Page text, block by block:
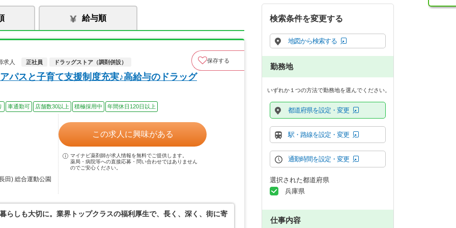
給与順
求人 正社員 ドラッグストア（調剤併設） 保存する
パスと子育て支援制度充実♪高給与のドラッグ
車通勤可 店舗数30以上 積極採用中 年間休日120日以上
田) 総合運動公園
この求人に興味がある
マイナビ薬剤師が求人情報を無料でご提供します。
薬局・病院等への直接応募・問い合わせではありません
のでご安心ください。
らしも大切に。業界トップクラスの福利厚生で、長く、深く、街に寄
検索条件を変更する
地図から検索する
勤務地
いずれか１つの方法で勤務地を選んでください。
都道府県を設定・変更
駅・路線を設定・変更
通勤時間を設定・変更
選択された都道府県
兵庫県
仕事内容